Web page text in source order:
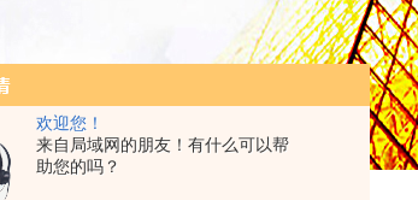
欢迎您！
来自局域网的朋友！有什么可以帮
助您的吗？